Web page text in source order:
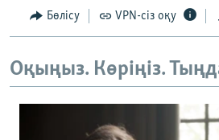
Бөлісу VPN-сіз оқу
Оқыңыз. Көріңіз.